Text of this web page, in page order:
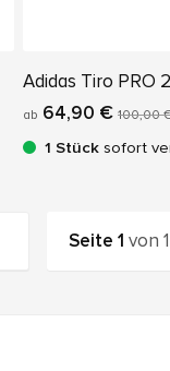
Adidas Tiro PRO
ab 64,90 € 100,00
1 Stück sofort
Seite1 von1